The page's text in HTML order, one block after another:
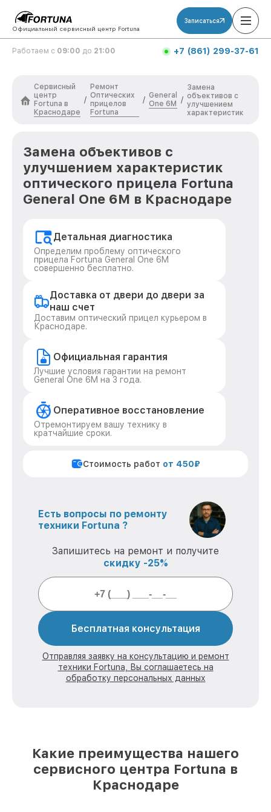
Официальный сервисный центр Fortuna
Записаться
Работаем с 09:00 до 21:00 +7 (861) 299-37-61
Сервисный
центр
Fortuna в
Краснодаре
/
Ремонт
Оптических
прицелов
Fortuna
/
General
One 6M
/
Замена
объективов с
улучшением
характеристик
Замена объективов с
улучшением характеристик
оптического прицела Fortuna
General One 6M в Краснодаре
Детальная диагностика
Определим проблему оптического
прицела Fortuna General One 6M
совершенно бесплатно.
Доставка от двери до двери за
наш счет
Доставим оптический прицел курьером в
Краснодаре.
Официальная гарантия
Лучшие условия гарантии на ремонт
General One 6M на 3 года.
Оперативное восстановление
Отремонтируем вашу технику в
кратчайшие сроки.
Стоимость работ от 450₽
Есть вопросы по ремонту
техники Fortuna ?
Запишитесь на ремонт и получите
скидку -25%
Бесплатная консультация
Отправляя заявку на консультацию и ремонт
техники Fortuna, Вы соглашаетесь на
обработку персональных данных
Какие преимущества нашего
сервисного центра Fortuna в
Краснодаре